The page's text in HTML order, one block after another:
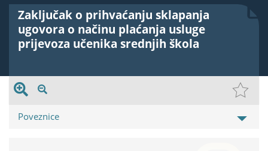
Zaključak o prihvaćanju sklapanja
ugovora o načinu plaćanja usluge
prijevoza učenika srednjih škola
Poveznice